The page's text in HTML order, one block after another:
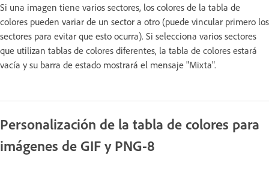
Si una imagen tiene varios sectores, los colores de la tabla de
colores pueden variar de un sector a otro (puede vincular primero los
sectores para evitar que esto ocurra). Si selecciona varios sectores
que utilizan tablas de colores diferentes, la tabla de colores estará
vacía y su barra de estado mostrará el mensaje "Mixta".
Personalización de la tabla de colores para
imágenes de GIF y PNG-8